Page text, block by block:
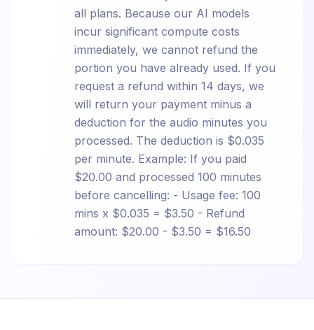
all plans. Because our AI models
incur significant compute costs
immediately, we cannot refund the
portion you have already used. If you
request a refund within 14 days, we
will return your payment minus a
deduction for the audio minutes you
processed. The deduction is $0.035
per minute. Example: If you paid
$20.00 and processed 100 minutes
before cancelling: - Usage fee: 100
mins x $0.035 = $3.50 - Refund
amount: $20.00 - $3.50 = $16.50